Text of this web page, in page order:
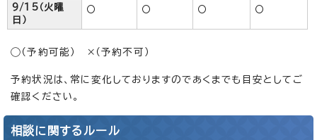
9/15（火曜
日）
〇 〇 〇 〇
◯（予約可能） ×（予約不可）
予約状況は、常に変化しておりますのであくまでも目安としてご
確認ください。
相談に関するルール